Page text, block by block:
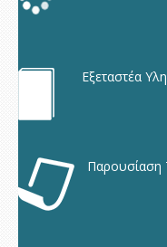
Εξεταστέα Υλη
Παρουσίαση